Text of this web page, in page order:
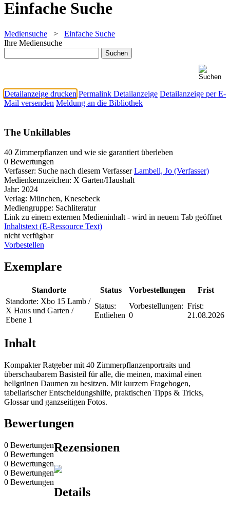
Einfache Suche
Mediensuche > Einfache Suche
Ihre Mediensuche
Detailanzeige drucken Permalink Detailanzeige Detailanzeige per E-
Mail versenden Meldung an die Bibliothek
The Unkillables
40 Zimmerpflanzen und wie sie garantiert überleben
0 Bewertungen
Verfasser: Suche nach diesem Verfasser Lambell, Jo (Verfasser)
Medienkennzeichen: X Garten/Haushalt
Jahr: 2024
Verlag: München, Knesebeck
Mediengruppe: Sachliteratur
Link zu einem externen Medieninhalt - wird in neuem Tab geöffnet
Inhaltstext (E-Ressource Text)
nicht verfügbar
Vorbestellen
Exemplare
Standorte Status Vorbestellungen
Frist
Standorte: Xbo 15 Lamb /
X Haus und Garten /
Ebene 1
Status:
Entliehen
Vorbestellungen:
0
Frist:
21.08.2026
Inhalt
Kompakter Ratgeber mit 40 Zimmerpflanzenportraits und
überschaubarem Basisteil für alle, die meinen, maximal einen
hellgrünen Daumen zu besitzen. Mit kurzem Fragebogen,
tabellarischer Entscheidungshilfe, praktischen Tipps & Tricks,
Glossar und ganzseitigen Fotos.
Bewertungen
0 Bewertungen
0 Bewertungen
0 Bewertungen
0 Bewertungen
0 Bewertungen
Rezensionen
Details